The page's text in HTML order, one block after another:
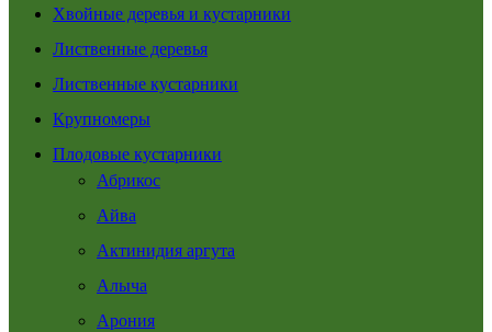
Хвойные деревья и кустарники
Лиственные деревья
Лиственные кустарники
Крупномеры
Плодовые кустарники
Абрикос
Айва
Актинидия аргута
Алыча
Арония